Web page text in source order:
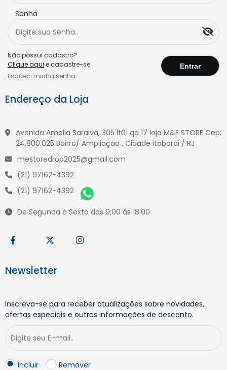
Senha
Não possui cadastro?
Clique aqui e cadastre-se.
Esqueci minha senha
Endereço da Loja
Avenida Amelia Saraiva, 305 lt01 qd 17 loja M&E STORE Cep:
24.800.025 Bairro/ Ampliação , Cidade itaborai / RJ
mestoredrop2025@gmail.com
(21) 97162-4392
(21) 97162-4392
De Segunda à Sexta das 9;00 às 18:00
Newsletter
Inscreva-se para receber atualizações sobre novidades,
ofertas especiais e outras informações de desconto.
Incluir Remover